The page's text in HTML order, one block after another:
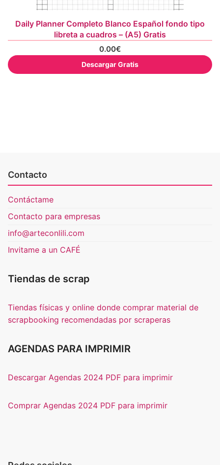
Daily Planner Completo Blanco Español fondo tipo
libreta a cuadros – (A5) Gratis
0.00€
Descargar Gratis
Contacto
Contáctame
Contacto para empresas
info@arteconlili.com
Invitame a un CAFÉ
Tiendas de scrap
Tiendas físicas y online donde comprar material de
scrapbooking recomendadas por scraperas
AGENDAS PARA IMPRIMIR
Descargar Agendas 2024 PDF para imprimir
Comprar Agendas 2024 PDF para imprimir